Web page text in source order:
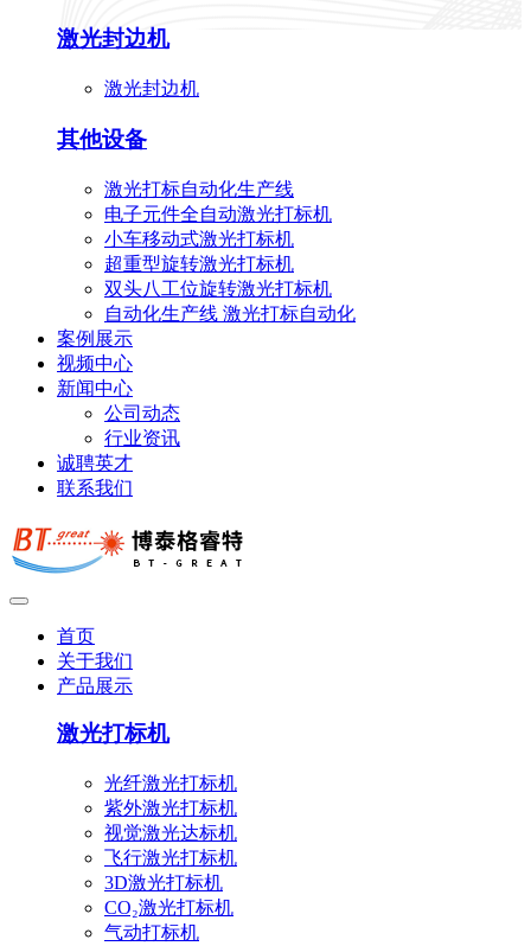
激光封边机
激光封边机
其他设备
激光打标自动化生产线
电子元件全自动激光打标机
小车移动式激光打标机
超重型旋转激光打标机
双头八工位旋转激光打标机
自动化生产线 激光打标自动化
案例展示
视频中心
新闻中心
公司动态
行业资讯
诚聘英才
联系我们
首页
关于我们
产品展示
激光打标机
光纤激光打标机
紫外激光打标机
视觉激光达标机
飞行激光打标机
3D激光打标机
CO₂激光打标机
气动打标机